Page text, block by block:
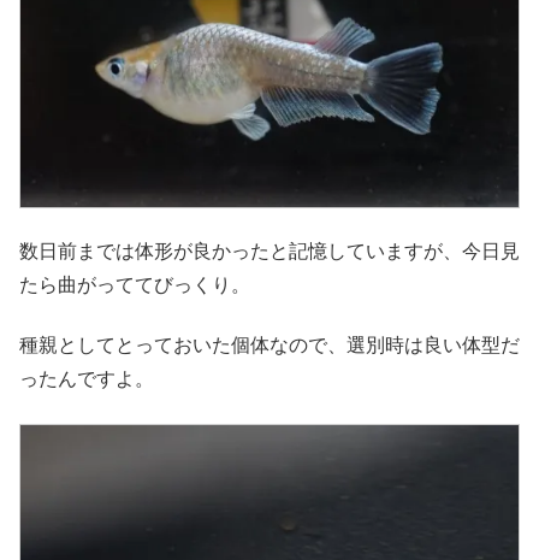
数日前までは体形が良かったと記憶していますが、今日見
たら曲がっててびっくり。
種親としてとっておいた個体なので、選別時は良い体型だ
ったんですよ。